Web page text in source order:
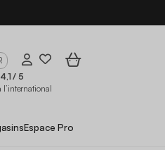
4,1 / 5
Espace Pro